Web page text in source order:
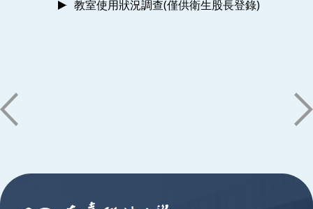
教室使用狀況調查(僅供衛生股長登錄)